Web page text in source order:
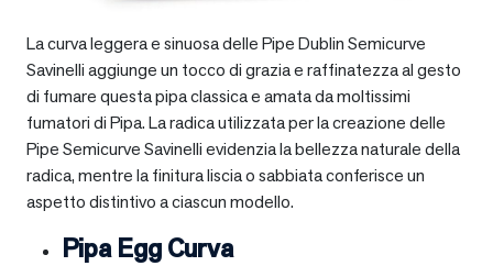
La curva leggera e sinuosa delle Pipe Dublin Semicurve
Savinelli aggiunge un tocco di grazia e raffinatezza al gesto
di fumare questa pipa classica e amata da moltissimi
fumatori di Pipa. La radica utilizzata per la creazione delle
Pipe Semicurve Savinelli evidenzia la bellezza naturale della
radica, mentre la finitura liscia o sabbiata conferisce un
aspetto distintivo a ciascun modello.
Pipa Egg Curva